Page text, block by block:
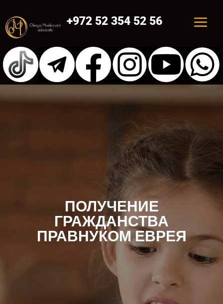
+972 52 354 52 56
ПОЛУЧЕНИЕ
ГРАЖДАНСТВА
ПРАВНУКОМ ЕВРЕЯ